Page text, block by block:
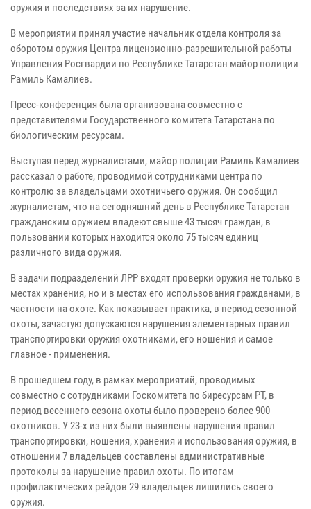
оружия и последствиях за их нарушение.
В мероприятии принял участие начальник отдела контроля за
оборотом оружия Центра лицензионно-разрешительной работы
Управления Росгвардии по Республике Татарстан майор полиции
Рамиль Камалиев.
Пресс-конференция была организована совместно с
представителями Государственного комитета Татарстана по
биологическим ресурсам.
Выступая перед журналистами, майор полиции Рамиль Камалиев
рассказал о работе, проводимой сотрудниками центра по
контролю за владельцами охотничьего оружия. Он сообщил
журналистам, что на сегодняшний день в Республике Татарстан
гражданским оружием владеют свыше 43 тысяч граждан, в
пользовании которых находится около 75 тысяч единиц
различного вида оружия.
В задачи подразделений ЛРР входят проверки оружия не только в
местах хранения, но и в местах его использования гражданами, в
частности на охоте. Как показывает практика, в период сезонной
охоты, зачастую допускаются нарушения элементарных правил
транспортировки оружия охотниками, его ношения и самое
главное - применения.
В прошедшем году, в рамках мероприятий, проводимых
совместно с сотрудниками Госкомитета по биресурсам РТ, в
период весеннего сезона охоты было проверено более 900
охотников. У 23-х из них были выявлены нарушения правил
транспортировки, ношения, хранения и использования оружия, в
отношении 7 владельцев составлены административные
протоколы за нарушение правил охоты. По итогам
профилактических рейдов 29 владельцев лишились своего
оружия.